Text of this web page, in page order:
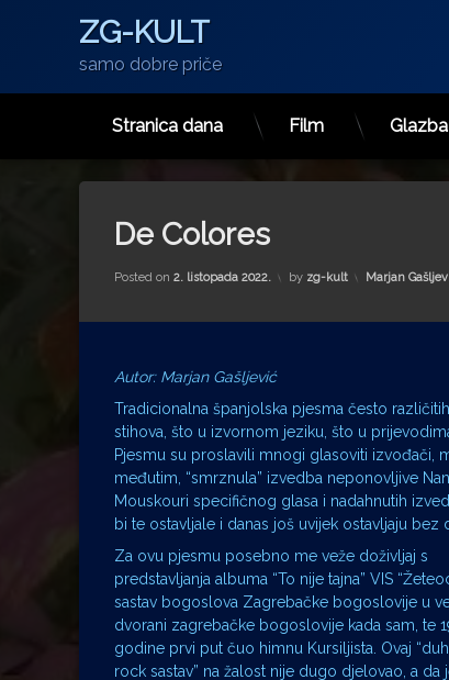
ZG-KULT
samo dobre priče
Stranica dana Film Glazba
De Colores
Posted on 2. listopada 2022. by zg-kult Kategorije:
Marjan
Autor: Marjan Gašljević
Tradicionalna španjolska pjesma često različitih
stihova, što u izvornom jeziku, što u
Pjesmu su proslavili mnogi glasoviti izvođači,
međutim, “smrznula” izvedba neponovljive
Mouskouri specifičnog glasa i nadahnutih
bi te ostavljale i danas još uvijek ostavljaju bez
Za ovu pjesmu posebno me veže doživljaj s
predstavljanja albuma “To nije tajna” VIS
sastav bogoslova Zagrebačke bogoslovije u
dvorani zagrebačke bogoslovije kada sam, te
godine prvi put čuo himnu Kursiljista. Ovaj
rock sastav” na žalost nije dugo djelovao, a da